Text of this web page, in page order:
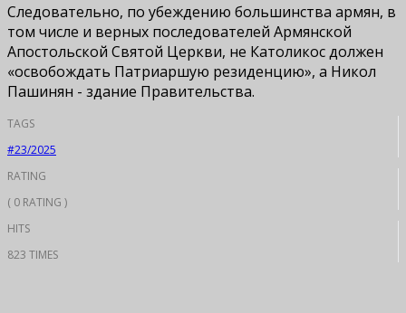
Следовательно, по убеждению большинства армян, в
том числе и верных последователей Армянской
Апостольской Святой Церкви, не Католикос должен
«освобождать Патриаршую резиденцию», а Никол
Пашинян - здание Правительства.
TAGS
#23/2025
RATING
( 0 RATING )
HITS
823 TIMES